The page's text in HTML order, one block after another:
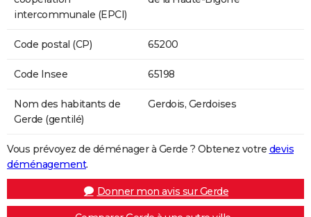
intercommunale (EPCI)
Code postal (CP) 65200
Code Insee 65198
Nom des habitants de
Gerde (gentilé)
Gerdois, Gerdoises
Vous prévoyez de déménager à Gerde ? Obtenez votre devis
déménagement.
Donner mon avis sur Gerde